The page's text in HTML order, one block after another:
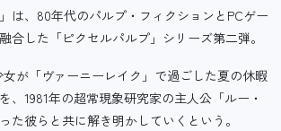
は、80年代のパルプ・フィクションとPCゲー
合した「ピクセルパルプ」シリーズ第二弾。
女が「ヴァーニーレイク」で過ごした夏の休暇
、1981年の超常現象研究家の主人公「ルー・
た彼らと共に解き明かしていくという。